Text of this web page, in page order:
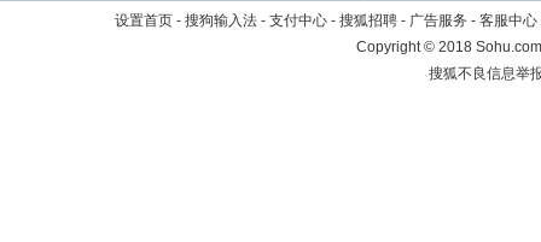
设置首页 - 搜狗输入法 - 支付中心 - 搜狐招聘 - 广告服务 - 客服中心
Copyright©2018
搜狐不良信息举